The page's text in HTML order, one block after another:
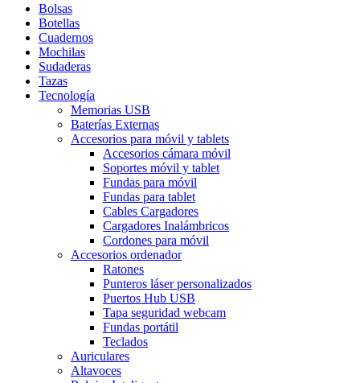
Bolsas
Botellas
Cuadernos
Mochilas
Sudaderas
Tazas
Tecnología
Memorias USB
Baterías Externas
Accesorios para móvil y tablets
Accesorios cámara móvil
Soportes móvil y tablet
Fundas para móvil
Fundas para tablet
Cables Cargadores
Cargadores Inalámbricos
Cordones para móvil
Accesorios ordenador
Ratones
Punteros láser personalizados
Puertos Hub USB
Tapa seguridad webcam
Fundas portátil
Teclados
Auriculares
Altavoces